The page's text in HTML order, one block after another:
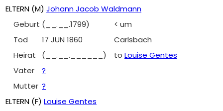
ELTERN (M) Johann Jacob Waldmann
Geburt (__.__.1799)
< um
Tod
17 JUN 1860
Carlsbach
Heirat
(__.__.______) to Louise Gentes
Vater
?
Mutter ?
ELTERN (F) Louise Gentes